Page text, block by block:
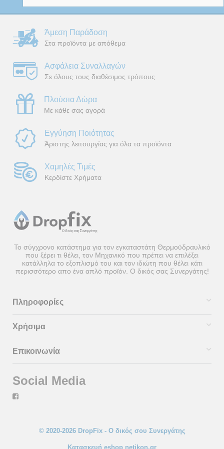
Άμεση Παράδοση
Στα προϊόντα με απόθεμα
Ασφάλεια Συναλλαγών
Σε όλους τους διαθέσιμος τρόπους
Πλούσια Δώρα
Με κάθε σας αγορά
Εγγύηση Ποιότητας
Άριστης λειτουργίας για όλα τα προϊόντα
Χαμηλές Τιμές
Κερδίστε Χρήματα
Το σύγχρονο κατάστημα για τον εγκαταστάτη Θερμοϋδραυλικό
που ξέρει τι θέλει, τον Μηχανικό που πρέπει να επιλέξει
κατάλληλα το εξοπλισμό του και τον ιδιώτη που θέλει κάτι
περισσότερο απο ένα απλό προϊόν. Ο δικός σας Συνεργάτης!
Πληροφορίες
Χρήσιμα
Επικοινωνία
Social Media
© 2020-2026 DropFix - Ο δικός σου Συνεργάτης
Κατασκευή eshop netikon.gr